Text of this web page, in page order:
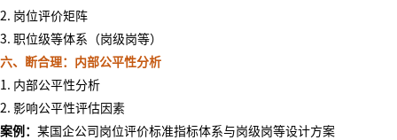
2. 岗位评价矩阵
3. 职位级等体系（岗级岗等）
六、断合理：内部公平性分析
1. 内部公平性分析
2. 影响公平性评估因素
案例： 某国企公司岗位评价标准指标体系与岗级岗等设计方案